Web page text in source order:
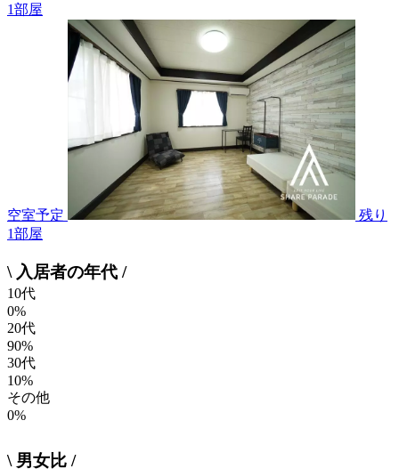
1部屋
空室予定
残り
1部屋
\ 入居者の年代 /
10代
0%
20代
90%
30代
10%
その他
0%
\ 男女比 /